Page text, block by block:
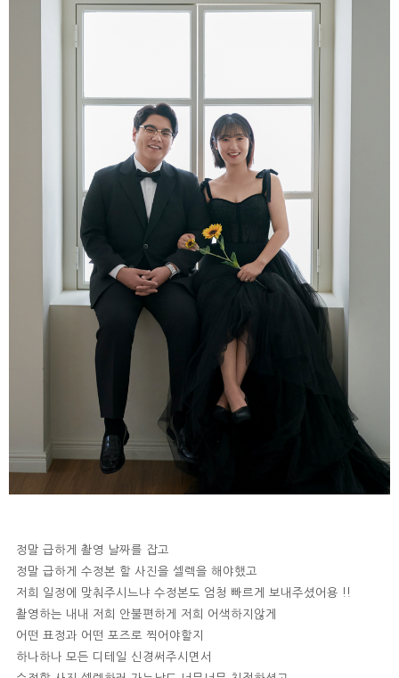
정말 급하게 촬영 날짜를 잡고
정말 급하게 수정본 할 사진을 셀렉을 해야했고
저희 일정에 맞춰주시느냐 수정본도 엄청 빠르게 보내주셨어용 !!
촬영하는 내내 저희 안불편하게 저희 어색하지않게
어떤 표정과 어떤 포즈로 찍어야할지
하나하나 모든 디테일 신경써주시면서